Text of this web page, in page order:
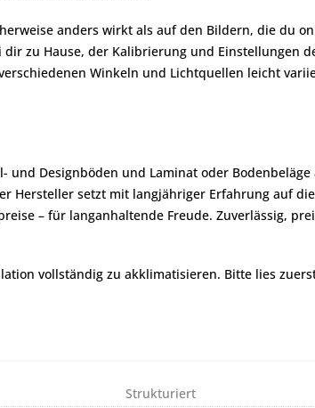
anders wirkt als auf den Bildern, die du
zu Hause, der Kalibrierung und Einstellungen
Winkeln und Lichtquellen leicht
Designböden und Laminat oder
Hersteller setzt mit langjähriger Erfahrung auf
– für langanhaltende Freude. Zuverlässig,
vollständig zu akklimatisieren. Bitte lies
Strukturiert